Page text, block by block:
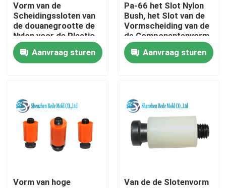
Kwaliteitscontrole
Contacteer ons
Verzoek om een Citaat
De Componenten van de precisievorm
Gidspijler en Ringen
Vorm van de
Scheidingssloten van
de douanegrootte de
Nylon voor de Plastic
Delen van de
Injectievorm
Aanvraag sturen
Pa-66 het Slot Nylon
Bush, het Slot van de
Vormscheiding van de
de Componentenvorm
van de Precisievorm
Aanvraag sturen
Vorm van hoge
Van de de Slotenvorm